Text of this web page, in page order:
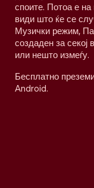
споите. Потоа е
види што ќе се
Музички режим,
создаден за
или нешто измеѓу.
Бесплатно
Android.